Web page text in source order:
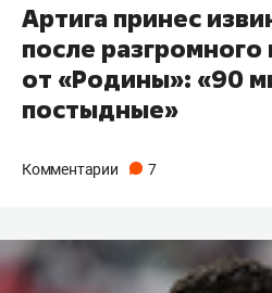
Артига принес
после
от «Родины»: «90
постыдные»
Комментарии 7